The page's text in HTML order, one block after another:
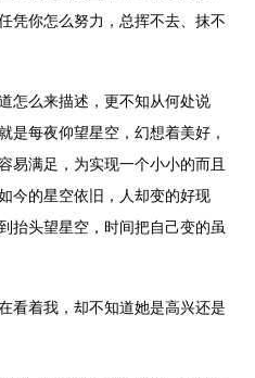
凭你怎么努力，总挥不去、抹不
么来描述，更不知从何处说
是每夜仰望星空，幻想着美好，
易满足，为实现一个小小的而且
今的星空依旧，人却变的好现
抬头望星空，时间把自己变的虽
着我，却不知道她是高兴还是